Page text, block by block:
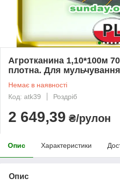
Агротканина 1,10*100м
плотна. Для
Немає в наявності
Код: atk39
Роздріб
2 649,39 ₴/рулон
Опис Характеристики
Опис